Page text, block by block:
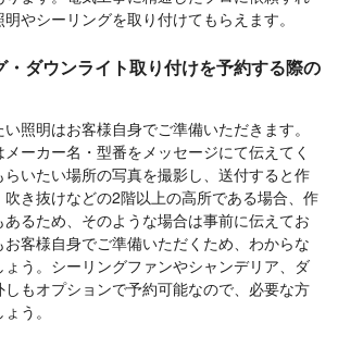
やシーリングを取り付けてもらえます。
・ダウンライト取り付けを予約する際の
照明はお客様自身でご準備いただきます。
ーカー名・型番をメッセージにて伝えてく
いたい場所の写真を撮影し、送付すると作
き抜けなどの2階以上の高所である場合、作
るため、そのような場合は事前に伝えてお
客様自身でご準備いただくため、わからな
う。シーリングファンやシャンデリア、ダ
もオプションで予約可能なので、必要な方
う。